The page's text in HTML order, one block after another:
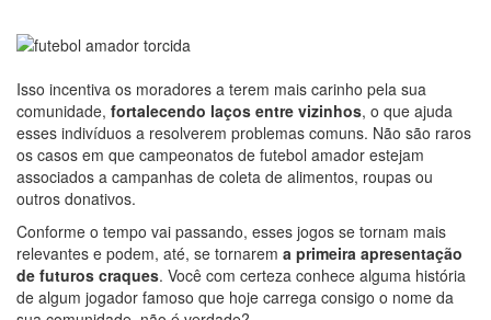
Isso incentiva os moradores a terem mais carinho pela sua
comunidade, fortalecendo laços entre vizinhos, o que ajuda
esses indivíduos a resolverem problemas comuns. Não são raros
os casos em que campeonatos de futebol amador estejam
associados a campanhas de coleta de alimentos, roupas ou
outros donativos.
Conforme o tempo vai passando, esses jogos se tornam mais
relevantes e podem, até, se tornarem a primeira apresentação
de futuros craques. Você com certeza conhece alguma história
de algum jogador famoso que hoje carrega consigo o nome da